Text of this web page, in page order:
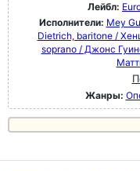
Лейбл:
Исполнители: Mey
Dietrich, baritone /
soprano / Джонс
Жанры: